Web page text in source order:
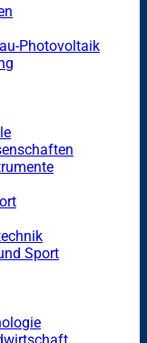
Photovoltaik
Sport